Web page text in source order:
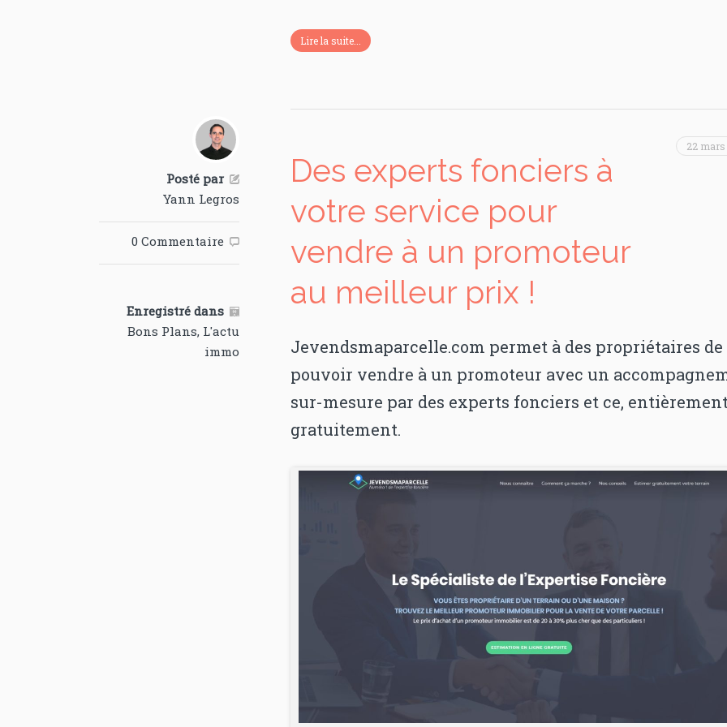
Lire la suite...
Posté par 
Yann Legros
0 Commentaire 
Enregistré dans 
Bons Plans, L'actu
immo
Des experts fonciers à
votre service pour
vendre à un promoteur
au meilleur prix !
22 mars
Jevendsmaparcelle.com permet à des propriétaires de
pouvoir vendre à un promoteur avec un
sur-mesure par des experts fonciers et ce,
gratuitement.